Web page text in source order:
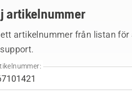
artikelnummer
artikelnummer från listan